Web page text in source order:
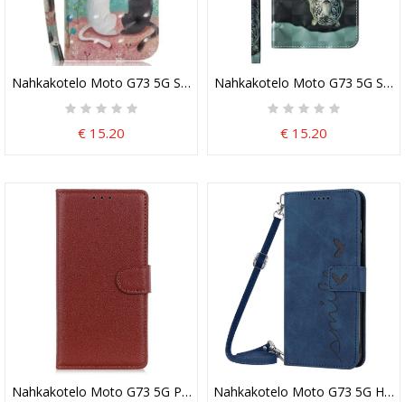
Nahkakotelo Moto G73 5G Suojaketju Kuori Musta Kissa
€ 15.20
Nahkakotelo Moto G73 5G
€ 15.20
Nahkakotelo Moto G73 5G Perinteinen Keinonahka
Nahkakotelo Moto G73 5G